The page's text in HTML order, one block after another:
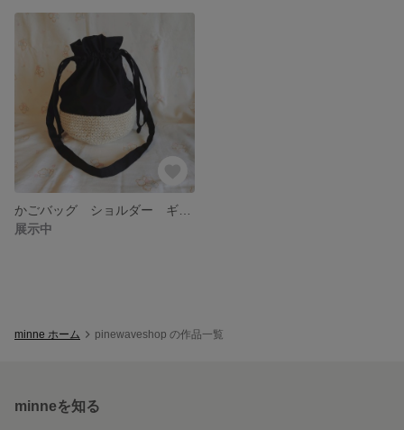
展示中
minne ホーム pinewaveshop の作品一覧
minneを知る